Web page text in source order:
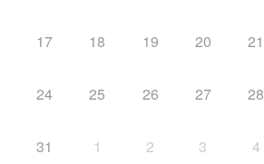
17 18 19 20 21
24 25 26 27 28
31 1 2 3 4